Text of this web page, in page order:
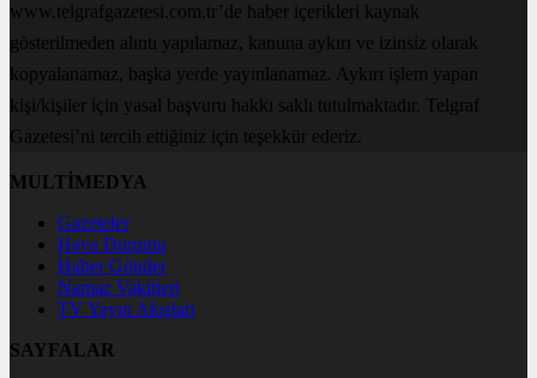
www.telgrafgazetesi.com.tr’de haber içerikleri kaynak
gösterilmeden alıntı yapılamaz, kanuna aykırı ve izinsiz olarak
kopyalanamaz, başka yerde yayınlanamaz. Aykırı işlem yapan
kişi/kişiler için yasal başvuru hakkı saklı tutulmaktadır. Telgraf
Gazetesi’ni tercih ettiğiniz için teşekkür ederiz.
MULTİMEDYA
Gazeteler
Hava Durumu
Haber Gönder
Namaz Vakitleri
TV Yayın Akışları
SAYFALAR